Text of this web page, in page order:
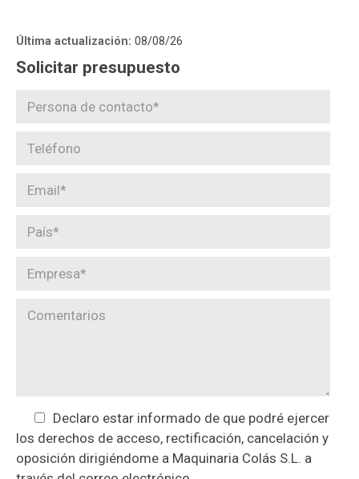
Última actualización: 08/08/26
Solicitar presupuesto
Declaro estar informado de que podré ejercer
los derechos de acceso, rectificación, cancelación y
oposición dirigiéndome a Maquinaria Colás S.L. a